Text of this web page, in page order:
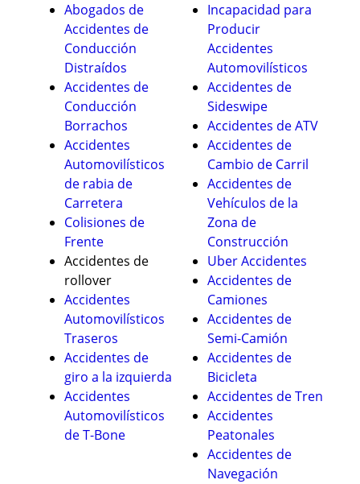
Abogados de
Accidentes de
Conducción
Distraídos
Accidentes de
Conducción
Borrachos
Accidentes
Automovilísticos
de rabia de
Carretera
Colisiones de
Frente
Accidentes de
rollover
Accidentes
Automovilísticos
Traseros
Accidentes de
giro a la izquierda
Accidentes
Automovilísticos
de T-Bone
Incapacidad para
Producir
Accidentes
Automovilísticos
Accidentes de
Sideswipe
Accidentes de ATV
Accidentes de
Cambio de Carril
Accidentes de
Vehículos de la
Zona de
Construcción
Uber Accidentes
Accidentes de
Camiones
Accidentes de
Semi-Camión
Accidentes de
Bicicleta
Accidentes de Tren
Accidentes
Peatonales
Accidentes de
Navegación